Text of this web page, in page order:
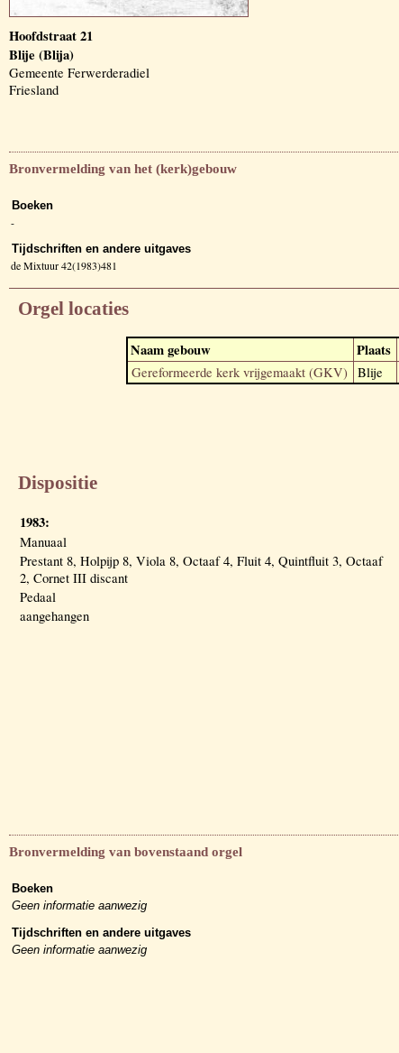
Hoofdstraat 21
Blije (Blija)
Gemeente Ferwerderadiel
Friesland
Bronvermelding van het (kerk)gebouw
Boeken
-
Tijdschriften en andere uitgaves
de Mixtuur 42(1983)481
Orgel locaties
Naam gebouw Plaats
Gereformeerde kerk vrijgemaakt (GKV) Blije
Dispositie
1983:
Manuaal
Prestant 8, Holpijp 8, Viola 8, Octaaf 4, Fluit 4, Quintfluit 3, Octaaf
2, Cornet III discant
Pedaal
aangehangen
Bronvermelding van bovenstaand orgel
Boeken
Geen informatie aanwezig
Tijdschriften en andere uitgaves
Geen informatie aanwezig